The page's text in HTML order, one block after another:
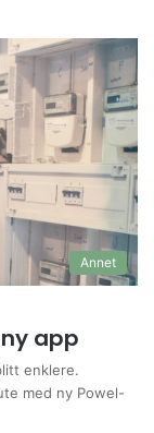
Annet
app
enklere.
med ny Powel-